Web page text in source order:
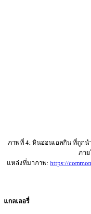
ภาพที่ 4: หินอ่อนเอลกิน ที่ถูกน
ภา
แหล่งที่มาภาพ: https://
แกลเลอรี่